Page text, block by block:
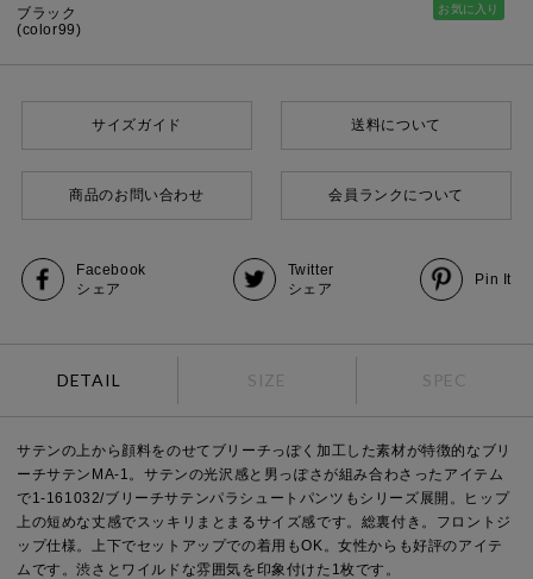
ブラック
(color99)
お気に入り
サイズガイド 送料について
商品のお問い合わせ 会員ランクについて
Facebook
シェア
Twitter
シェア
Pin It
DETAIL SIZE SPEC
サテンの上から顔料をのせてブリーチっぽく加工した素材が特徴的なブリ
ーチサテンMA-1。サテンの光沢感と男っぽさが組み合わさったアイテム
で1-161032/ブリーチサテンパラシュートパンツもシリーズ展開。ヒップ
上の短めな丈感でスッキリまとまるサイズ感です。総裏付き。フロントジ
ップ仕様。上下でセットアップでの着用もOK。女性からも好評のアイテ
ムです。渋さとワイルドな雰囲気を印象付けた1枚です。